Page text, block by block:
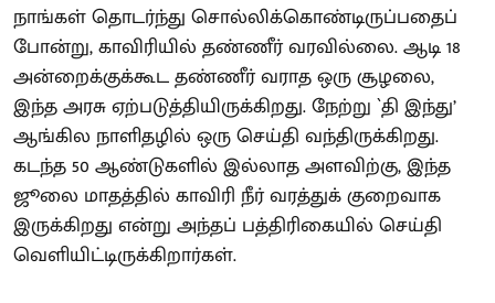
நாங்கள் தொடர்ந்து சொல்லிக்கொண்டிருப்பதைப்
போன்று, காவிரியில் தண்ணீர் வரவில்லை. ஆடி 18
அன்றைக்குக்கூட தண்ணீர் வராத ஒரு சூழலை,
இந்த அரசு ஏற்படுத்தியிருக்கிறது. நேற்று `தி இந்து’
ஆங்கில நாளிதழில் ஒரு செய்தி வந்திருக்கிறது.
கடந்த 50 ஆண்டுகளில் இல்லாத அளவிற்கு, இந்த
ஜூலை மாதத்தில் காவிரி நீர் வரத்துக் குறைவாக
இருக்கிறது என்று அந்தப் பத்திரிகையில் செய்தி
வெளியிட்டிருக்கிறார்கள்.